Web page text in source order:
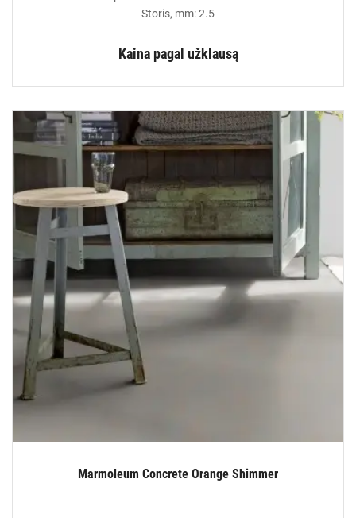
Storis, mm: 2.5
Kaina pagal užklausą
Marmoleum Concrete Orange Shimmer